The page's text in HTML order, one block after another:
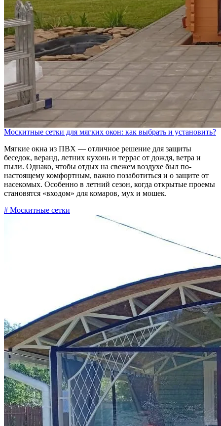
Москитные сетки для мягких окон: как выбрать и установить?
Мягкие окна из ПВХ — отличное решение для защиты
беседок, веранд, летних кухонь и террас от дождя, ветра и
пыли. Однако, чтобы отдых на свежем воздухе был по-
настоящему комфортным, важно позаботиться и о защите от
насекомых. Особенно в летний сезон, когда открытые проемы
становятся «входом» для комаров, мух и мошек.
# Москитные сетки